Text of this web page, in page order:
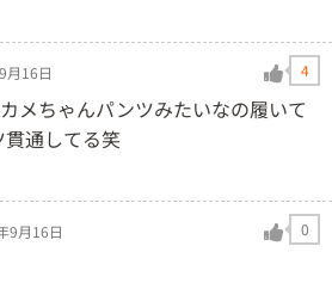
月16日 4
メちゃんパンツみたいなの履いて
通してる笑
9月16日 0